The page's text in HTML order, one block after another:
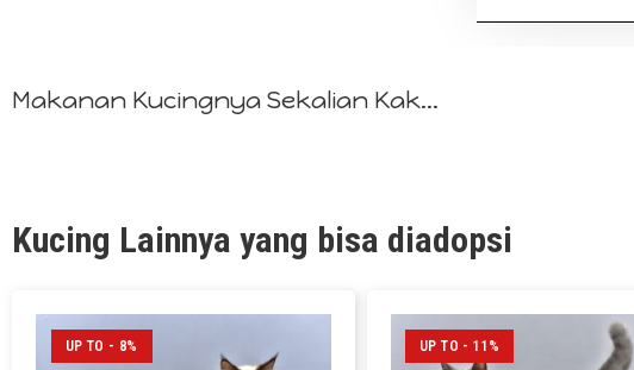
Makanan Kucingnya Sekalian Kak...
Kucing Lainnya yang bisa diadopsi
UP TO - 8% UP TO - 11%